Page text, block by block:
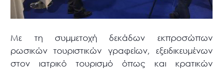
Με τη συμμετοχή δεκάδων εκπροσώπων
ρωσικών τουριστικών γραφείων, εξειδικευμένων
στον ιατρικό τουρισμό όπως και κρατικών